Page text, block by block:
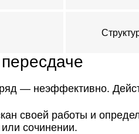
пересдаче
— неэффективно.
своей работы и
сочинении.